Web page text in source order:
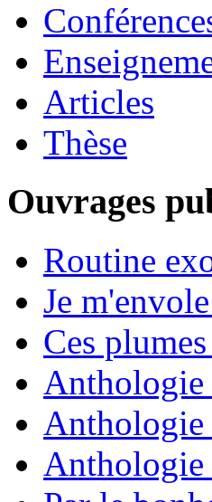
Articles
Thèse
Ouvrages
Routine
Je
Ces
Anthologie
Anthologie
Anthologie